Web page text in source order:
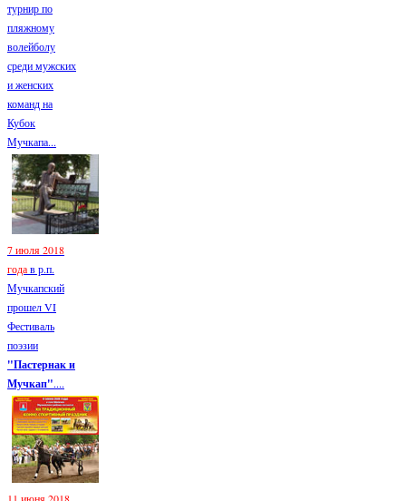
турнир по
пляжному
волейболу
среди мужских
и женских
команд на
Кубок
Мучкапа...
7 июля 2018
годав р.п.
Мучкапский
прошел VI
Фестиваль
поэзии
"Пастернак и
Мучкап"....